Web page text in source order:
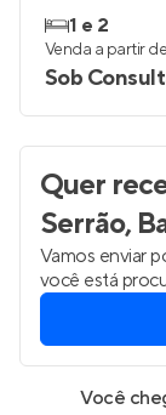
1 e 2
Venda a partir de
Sob
Quer
Serrão,
Vamos enviar
você está
Você